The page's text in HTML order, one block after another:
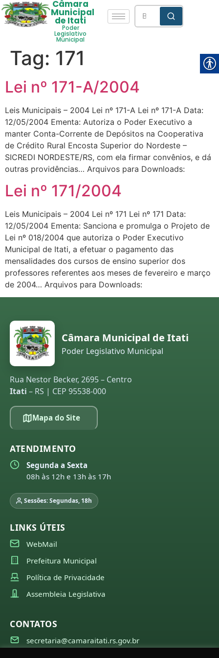
Câmara
Municipal
de Itati
Poder
Legislativo
Municipal
Tag: 171
Lei nº 171-A/2004
Leis Municipais – 2004 Lei nº 171-A Lei nº 171-A Data:
12/05/2004 Ementa: Autoriza o Poder Executivo a
manter Conta-Corrente de Depósitos na Cooperativa
de Crédito Rural Encosta Superior do Nordeste –
SICREDI NORDESTE/RS, com ela firmar convênios, e dá
outras providências… Arquivos para Downloads:
Lei nº 171/2004
Leis Municipais – 2004 Lei nº 171 Lei nº 171 Data:
12/05/2004 Ementa: Sanciona e promulga o Projeto de
Lei nº 018/2004 que autoriza o Poder Executivo
Municipal de Itati, a efetuar o pagamento das
mensalidades dos cursos de ensino superior dos
professores referentes aos meses de fevereiro e março
de 2004… Arquivos para Downloads:
Câmara Municipal de Itati
Poder Legislativo Municipal
Rua Nestor Becker, 2695 – Centro
Itati – RS | CEP 95538-000
Mapa do Site
ATENDIMENTO
Segunda a Sexta
08h às 12h e 13h às 17h
Sessões: Segundas, 18h
LINKS ÚTEIS
WebMail
Prefeitura Municipal
Política de Privacidade
Assembleia Legislativa
CONTATOS
secretaria@camaraitati.rs.gov.br